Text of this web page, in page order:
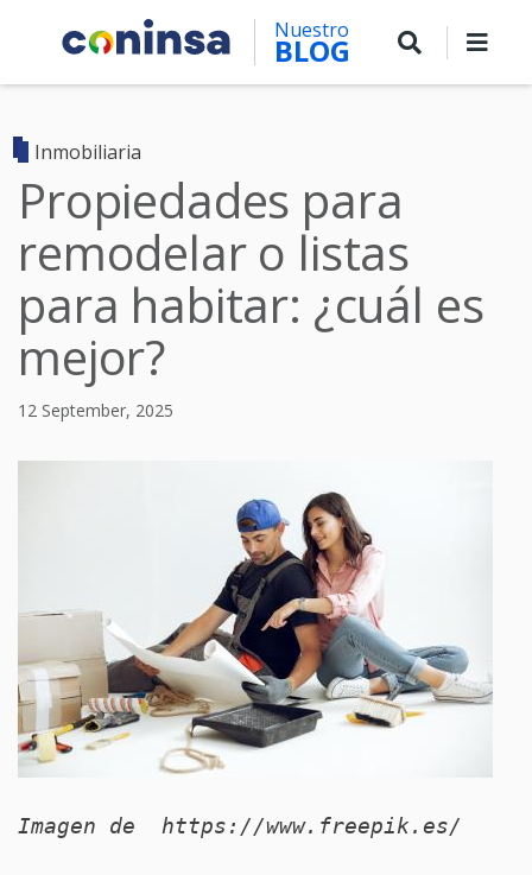
Nuestro
BLOG
Inmobiliaria
Propiedades para
remodelar o listas
para habitar: ¿cuál es
mejor?
12 September, 2025
Imagen de  https://www.freepik.es/